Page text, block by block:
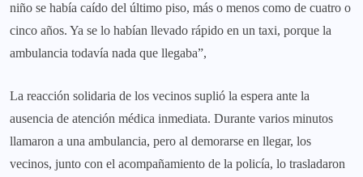
niño se había caído del último piso, más o menos como de cuatro o
cinco años. Ya se lo habían llevado rápido en un taxi, porque la
ambulancia todavía nada que llegaba”,
La reacción solidaria de los vecinos suplió la espera ante la
ausencia de atención médica inmediata. Durante varios minutos
llamaron a una ambulancia, pero al demorarse en llegar, los
vecinos, junto con el acompañamiento de la policía, lo trasladaron